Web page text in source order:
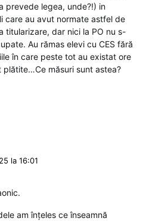
prevede legea, unde?!) in
care au avut normate astfel de
titularizare, dar nici la PO nu s-
Au rămas elevi cu CES fără
în care peste tot au existat ore
plătite…Ce măsuri sunt astea?
la 16:01
am înțeles ce înseamnă